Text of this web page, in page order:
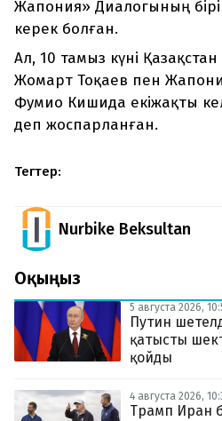
Жапония» Диалогының
керек болған.
Ал, 10 тамыз күні
Жомарт Тоқаев пен
Фумио Кишида екіжақты
деп жоспарланған.
Тегтер:
Nurbike Beksultan
Оқыңыз
5 августа 2026,
Путин
қатысты
қойды
4 августа 2026,
Трамп Иран